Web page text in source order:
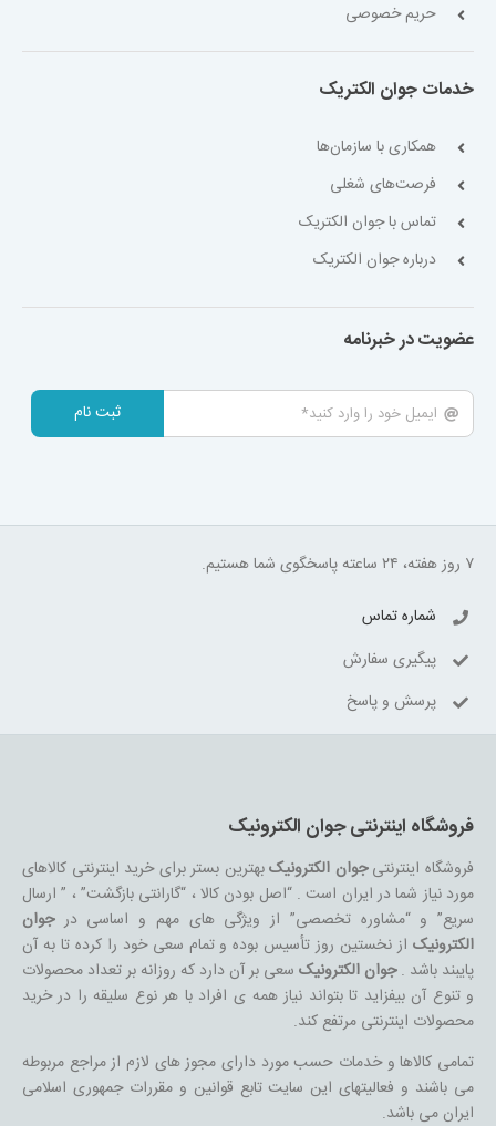
حریم خصوصی
خدمات جوان الکتریک
همکاری با سازمان‌ها
فرصت‌های شغلی
تماس با جوان الکتریک
درباره جوان الکتریک
عضویت در خبرنامه
ثبت نام
۷ روز هفته، ۲۴ ساعته پاسخگوی شما هستیم.
شماره تماس
پیگیری سفارش
پرسش و پاسخ
فروشگاه اینترنتی جوان الکترونیک
فروشگاه اینترنتیجوان الکترونیکبهترین بستر برای خرید اینترنتی کالاهای
مورد نیاز شما در ایران است . “اصل بودن کالا ، “گارانتی بازگشت” ، ” ارسال
سریع” و “مشاوره تخصصی” از ویژگی های مهم و اساسی درجوان
الکترونیکاز نخستین روز تأسیس بوده و تمام سعی خود را کرده تا به آن
پایبند باشد .جوان الکترونیکسعی بر آن دارد که روزانه بر تعداد محصولات
و تنوع آن بیفزاید تا بتواند نیاز همه ی افراد با هر نوع سلیقه را در خرید
محصولات اینترنتی مرتفع کند.
تمامی کالاها و خدمات حسب مورد دارای مجوز های لازم از مراجع مربوطه
می باشند و فعالیتهای این سایت تابع قوانین و مقررات جمهوری اسلامی
ایران می باشد.